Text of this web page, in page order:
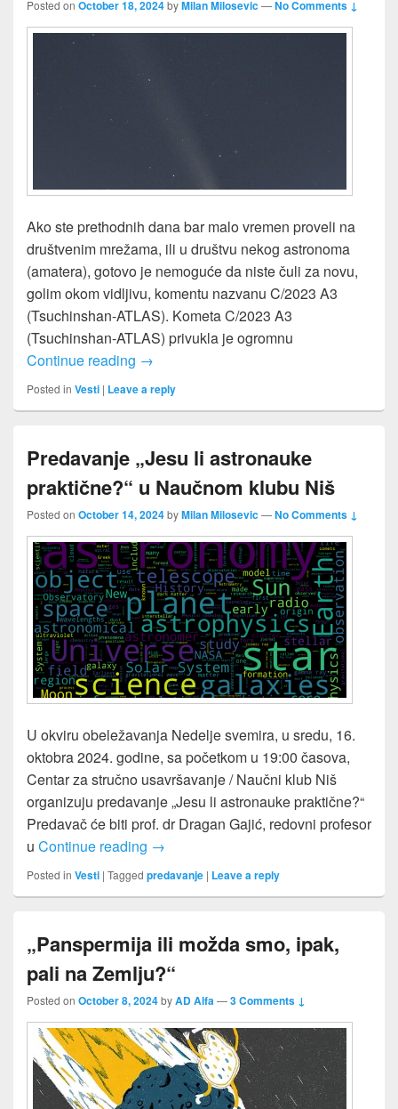
Posted on October 18, 2024byMilan Milosevic—No Comments ↓
Ako ste prethodnih dana bar malo vremen proveli na
društvenim mrežama, ili u društvu nekog astronoma
(amatera), gotovo je nemoguće da niste čuli za novu,
golim okom vidljivu, komentu nazvanu C/2023 A3
(Tsuchinshan-ATLAS). Kometa C/2023 A3
(Tsuchinshan-ATLAS) privukla je ogromnu
Continue reading Kometa C/2023 A3 (Tsuchinshan-
→
Posted in Vesti | Leave a reply
Predavanje „Jesu li astronauke
praktične?“ u Naučnom klubu Niš
Posted on October 14, 2024byMilan Milosevic—No Comments ↓
U okviru obeležavanja Nedelje svemira, u sredu, 16.
oktobra 2024. godine, sa početkom u 19:00 časova,
Centar za stručno usavršavanje / Naučni klub Niš
organizuju predavanje „Jesu li astronauke praktične?“
Predavač će biti prof. dr Dragan Gajić, redovni profesor
u Continue reading Predavanje „Jesu li astronauke
→
Posted in Vesti | Tagged predavanje | Leave a reply
„Panspermija ili možda smo, ipak,
pali na Zemlju?“
Posted on October 8, 2024byAD Alfa—3 Comments ↓